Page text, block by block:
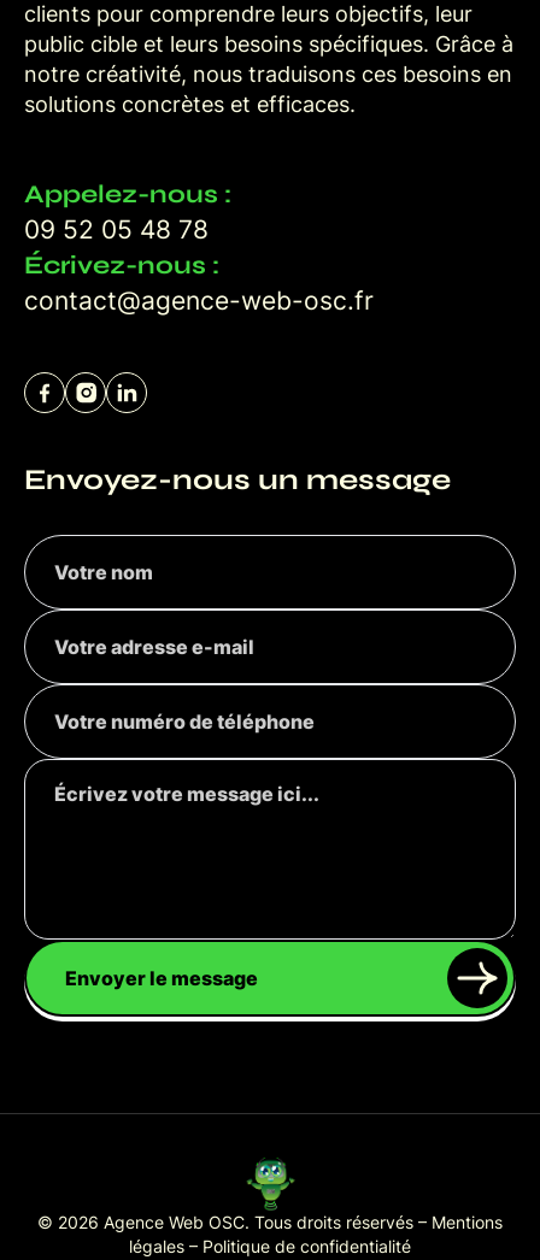
clients pour comprendre leurs objectifs, leur
public cible et leurs besoins spécifiques. Grâce à
notre créativité, nous traduisons ces besoins en
solutions concrètes et efficaces.
Appelez-nous :
09 52 05 48 78
Écrivez-nous :
contact@agence-web-osc.fr
Envoyez-nous un message
Envoyer le message
© 2026 Agence Web OSC. Tous droits réservés – Mentions
légales – Politique de confidentialité